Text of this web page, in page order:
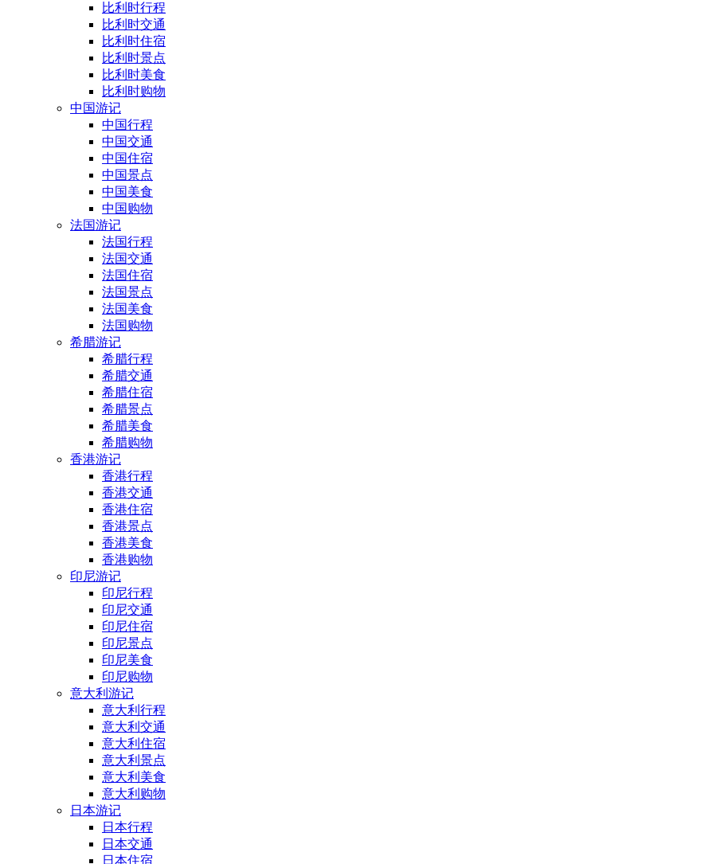
比利时行程
比利时交通
比利时住宿
比利时景点
比利时美食
比利时购物
中国游记
中国行程
中国交通
中国住宿
中国景点
中国美食
中国购物
法国游记
法国行程
法国交通
法国住宿
法国景点
法国美食
法国购物
希腊游记
希腊行程
希腊交通
希腊住宿
希腊景点
希腊美食
希腊购物
香港游记
香港行程
香港交通
香港住宿
香港景点
香港美食
香港购物
印尼游记
印尼行程
印尼交通
印尼住宿
印尼景点
印尼美食
印尼购物
意大利游记
意大利行程
意大利交通
意大利住宿
意大利景点
意大利美食
意大利购物
日本游记
日本行程
日本交通
日本住宿